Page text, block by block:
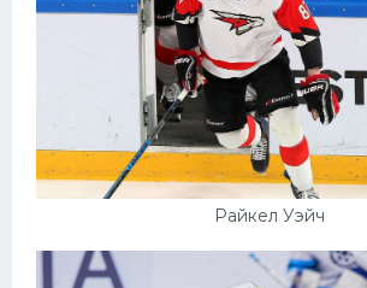
Райкел Уэйч